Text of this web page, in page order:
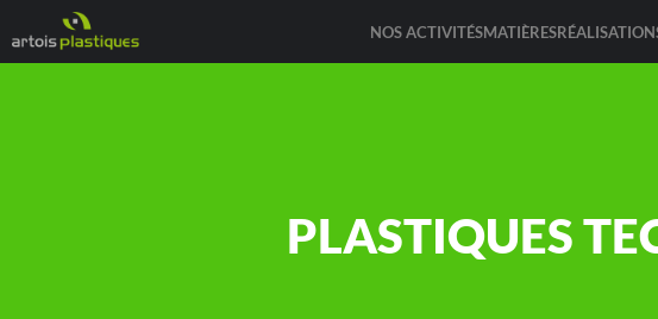
NOS ACTIVITÉSMATIÈRES
PLASTIQUES